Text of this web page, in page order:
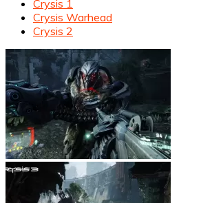
Crysis 1
Crysis Warhead
Crysis 2